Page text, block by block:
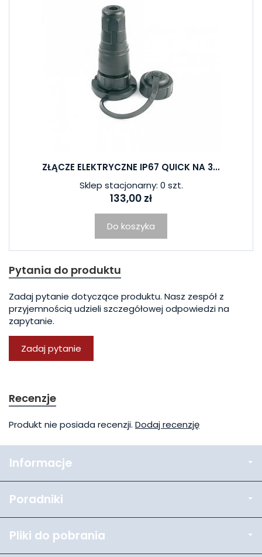
ZŁĄCZE ELEKTRYCZNE IP67 QUICK NA 3...
Sklep stacjonarny: 0 szt.
133,00 zł
Do koszyka
Pytania do produktu
Zadaj pytanie dotyczące produktu. Nasz zespół z
przyjemnością udzieli szczegółowej odpowiedzi na
zapytanie.
Zadaj pytanie
Recenzje
Produkt nie posiada recenzji. Dodaj recenzję
Informacje
Poradniki
Pliki do pobrania